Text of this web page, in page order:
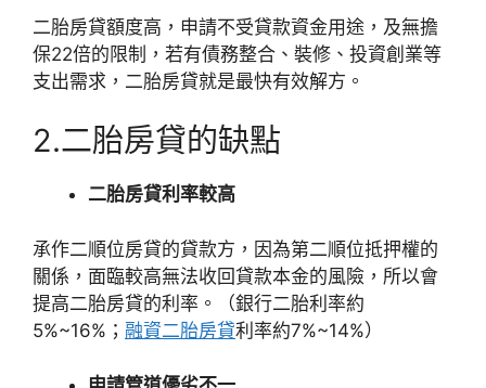
二胎房貸額度高，申請不受貸款資金用途，及無擔
保22倍的限制，若有債務整合、裝修、投資創業等
支出需求，二胎房貸就是最快有效解方。
2.二胎房貸的缺點
二胎房貸利率較高
承作二順位房貸的貸款方，因為第二順位抵押權的
關係，面臨較高無法收回貸款本金的風險，所以會
提高二胎房貸的利率。（銀行二胎利率約
5%~16%； 融資二胎房貸利率約7%~14%）